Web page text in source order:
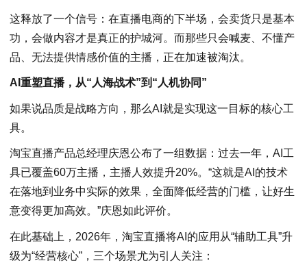
这释放了一个信号：在直播电商的下半场，会卖货只是基本
功，会做内容才是真正的护城河。而那些只会喊麦、不懂产
品、无法提供情感价值的主播，正在加速被淘汰。
AI重塑直播，从“人海战术”到“人机协同”
如果说品质是战略方向，那么AI就是实现这一目标的核心工
具。
淘宝直播产品总经理庆恩公布了一组数据：过去一年，AI工
具已覆盖60万主播，主播人效提升20%。“这就是AI的技术
在落地到业务中实际的效果，全面降低经营的门槛，让好生
意变得更加高效。”庆恩如此评价。
在此基础上，2026年，淘宝直播将AI的应用从“辅助工具”升
级为“经营核心”，三个场景尤为引人关注：